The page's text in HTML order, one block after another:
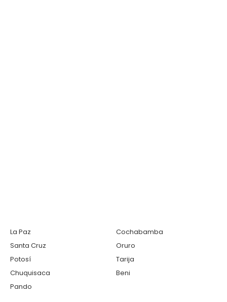
La Paz
Cochabamba
Santa Cruz
Oruro
Potosí
Tarija
Chuquisaca
Beni
Pando